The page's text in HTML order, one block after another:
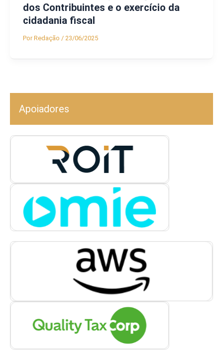
dos Contribuintes e o exercício da
cidadania fiscal
PorRedação / 23/06/2025
Apoiadores